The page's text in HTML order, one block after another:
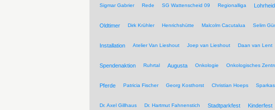
Sigmar Gabrier Rede SG Wattenscheid 09 Regionalliga
Oldtimer Dirk Krühler Henrichshütte Malcolm Cacutalua Selim
Installation Atelier Van Lieshout Joep van Lieshout Daan van Lent
Spendenaktion Ruhrtal Augusta Onkologie Onkologisches
Pferde Patricia Fischer Georg Kosthorst Christian Hoeps
Dr. Axel Gillhaus Dr. Hartmut Fahnenstich Stadtparkfest Kinderfest